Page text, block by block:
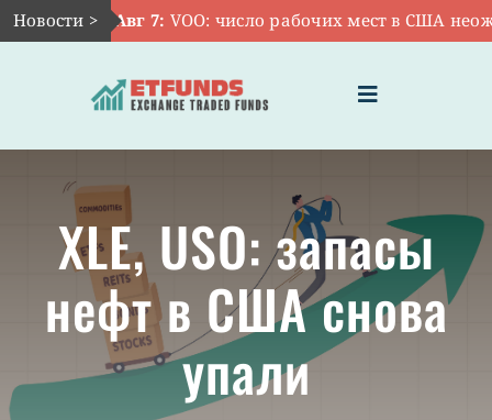
Skip
to
Новости >Авг 7: VOO: число рабочих мест в США
Toggle
Navigation
ГЛАВНАЯ
ЧТО ТАКОЕ ETF
ИНВЕСТИЦИИ В ETF
ТЕМАТИЧЕСКИЕ ETF
XLE, USO: запасы
нефт в США снова
упали